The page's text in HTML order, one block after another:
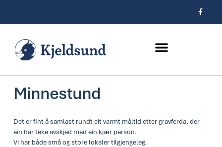
innholdet
F
a
Minnestund
Det er fint å samlast rundt eit varmt måltid etter gravferda, der
ein har teke avskjed med ein kjær person.
Vi har både små og store lokaler tilgjengeleg.